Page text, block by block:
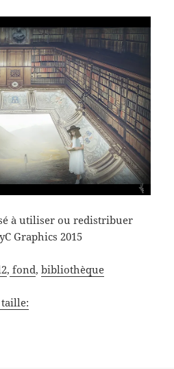
à utiliser ou redistribuer
Graphics 2015
, fond,bibliothèque